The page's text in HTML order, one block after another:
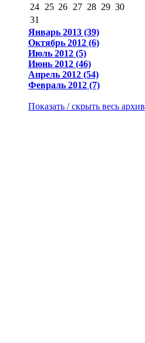
24 25 26 27 28 29 30
31
Январь 2013 (39)
Октябрь 2012 (6)
Июль 2012 (5)
Июнь 2012 (46)
Апрель 2012 (54)
Февраль 2012 (7)
Показать / скрыть весь архив